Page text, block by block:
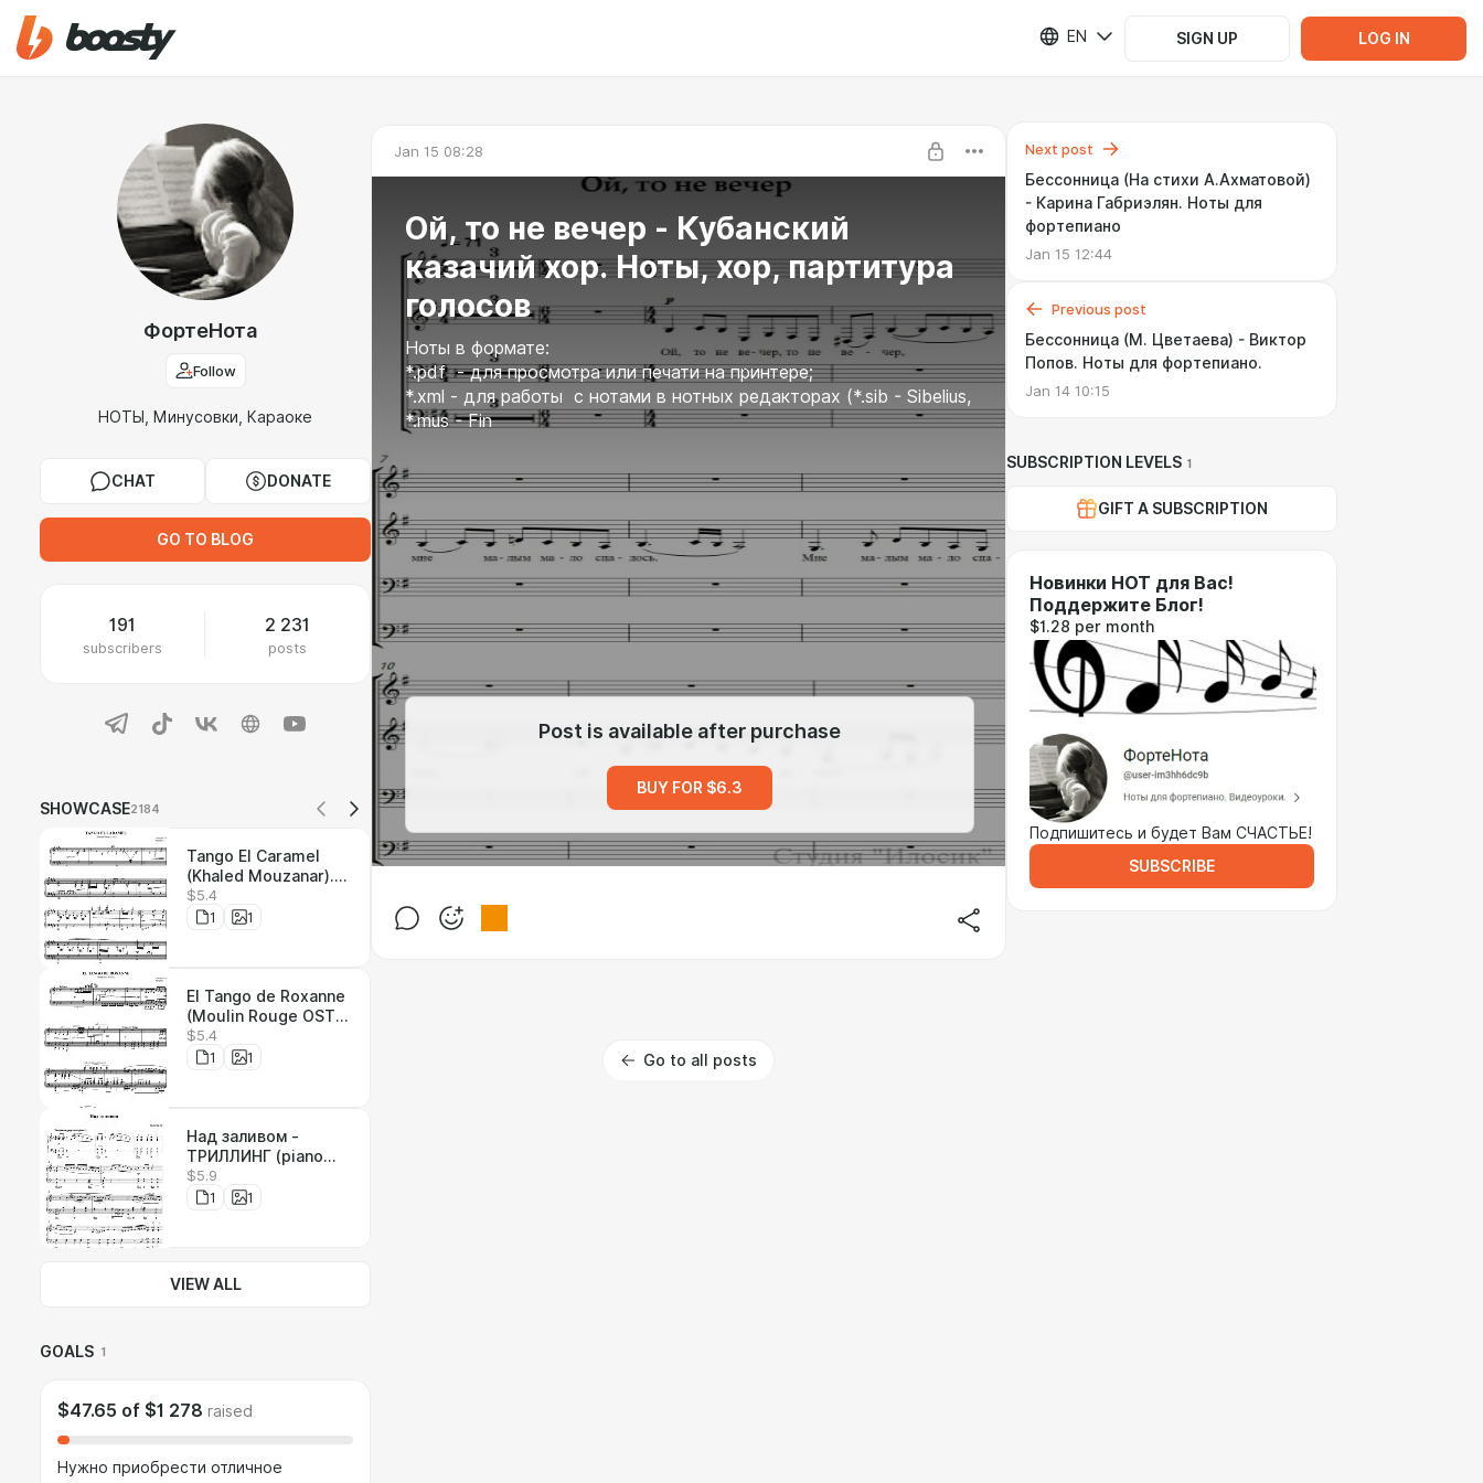
EN SIGN UP LOG IN
ФортеНота
Follow
НОТЫ, Минусовки, Караоке
CHAT DONATE
GO TO BLOG
191
subscribers
2 231
posts
SHOWCASE2184
Tango El Caramel
(Khaled Mouzanar).
Ноты для
фортепиано.
$5.4
1
1
El Tango de Roxanne
(Moulin Rouge OST)
Mariano Mores. Ноты
для фортепиано.
$5.4
1
1
Над заливом -
ТРИЛЛИНГ (piano
version). Ноты для
фортепиано.
$5.9
1
1
VIEW ALL
GOALS 1
$47.65 of $1 278 raised
Нужно приобрести отличное
Jan 15 08:28
Ой, то не вечер - Кубанский
казачий хор. Ноты, хор, партитура
голосов
Ноты в формате:
*.pdf - для просмотра или печати на принтере;
*.xml - для работы с нотами в нотных редакторах (*.sib - Sibelius,
*.mus - Fin
Post is available after purchase
BUY FOR $6.3
Go to all posts
Next post
Бессонница (На стихи А.Ахматовой)
- Карина Габриэлян. Ноты для
фортепиано
Jan 15 12:44
Previous post
Бессонница (М. Цветаева) - Виктор
Попов. Ноты для фортепиано.
Jan 14 10:15
SUBSCRIPTION LEVELS 1
GIFT A SUBSCRIPTION
Новинки НОТ для Вас!
Поддержите Блог!
$1.28 per month
Подпишитесь и будет Вам СЧАСТЬЕ!
SUBSCRIBE